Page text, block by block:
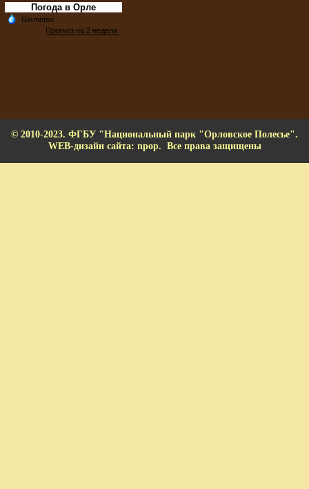
Погода в Орле
© 2010-2023. ФГБУ "Национальный парк "Орловское Полесье".
WEB-дизайн сайта: npop. Все права защищены